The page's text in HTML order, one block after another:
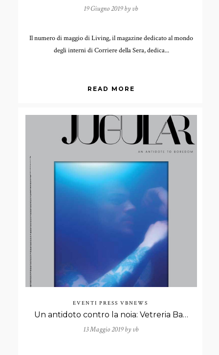
19 Giugno 2019 by vb
Il numero di maggio di Living, il magazine dedicato al mondo
degli interni di Corriere della Sera, dedica...
READ MORE
EVENTI PRESS VBNEWS
Un antidoto contro la noia: Vetreria Bazzanese sul n. 2 della rivista Jugular.
13 Maggio 2019 by vb